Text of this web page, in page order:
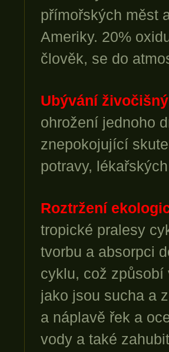
přímořských měst
Ameriky. 20%
člověk, se do
Ubývání
ohrožení jednoho
znepokojující
potravy,
Roztržení
tropické pralesy
tvorbu a absorpci
cyklu, což
jako jsou sucha a
a náplavě řek a
vody a také